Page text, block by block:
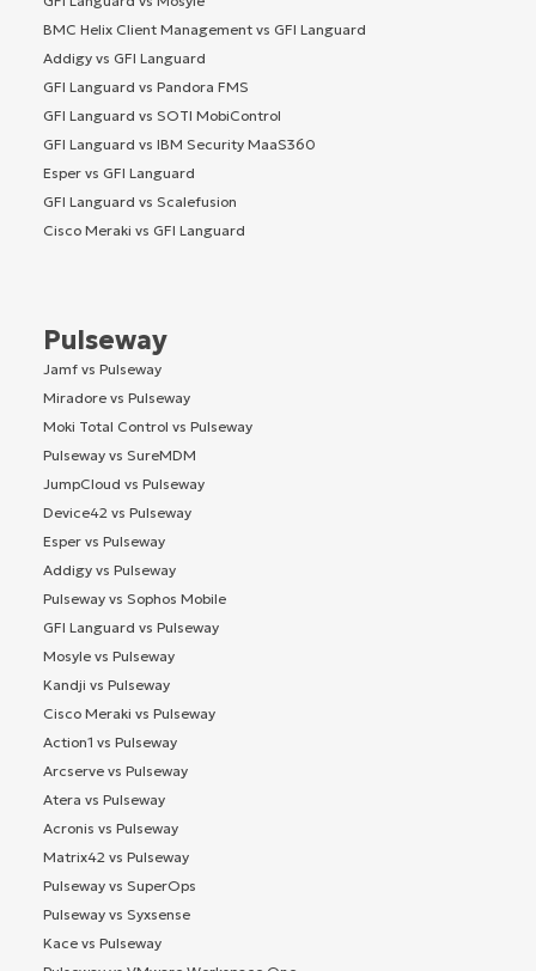
BMC Helix Client Management vs GFI Languard
Addigy vs GFI Languard
GFI Languard vs Pandora FMS
GFI Languard vs SOTI MobiControl
GFI Languard vs IBM Security MaaS360
Esper vs GFI Languard
GFI Languard vs Scalefusion
Cisco Meraki vs GFI Languard
Pulseway
Jamf vs Pulseway
Miradore vs Pulseway
Moki Total Control vs Pulseway
Pulseway vs SureMDM
JumpCloud vs Pulseway
Device42 vs Pulseway
Esper vs Pulseway
Addigy vs Pulseway
Pulseway vs Sophos Mobile
GFI Languard vs Pulseway
Mosyle vs Pulseway
Kandji vs Pulseway
Cisco Meraki vs Pulseway
Action1 vs Pulseway
Arcserve vs Pulseway
Atera vs Pulseway
Acronis vs Pulseway
Matrix42 vs Pulseway
Pulseway vs SuperOps
Pulseway vs Syxsense
Kace vs Pulseway